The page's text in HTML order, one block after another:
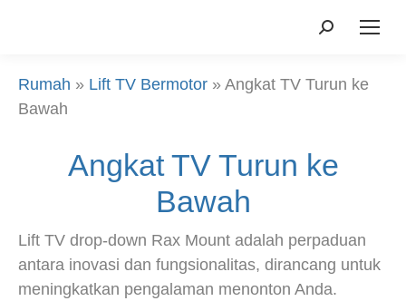
Mencari:
Rumah » Lift TV Bermotor » Angkat TV Turun ke
Bawah
Angkat TV Turun ke
Bawah
Lift TV drop-down Rax Mount adalah perpaduan
antara inovasi dan fungsionalitas, dirancang untuk
meningkatkan pengalaman menonton Anda.